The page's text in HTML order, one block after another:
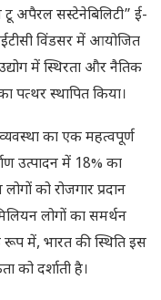
अपैरल सस्टेनेबिलिटी” ई-
विंडसर में आयोजित
में स्थिरता और नैतिक
पत्थर स्थापित किया।
का एक महत्वपूर्ण
उत्पादन में 18% का
को रोजगार प्रदान
लोगों का समर्थन
में, भारत की स्थिति इस
को दर्शाती है।